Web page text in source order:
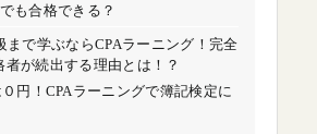
も合格できる？
まで学ぶならCPAラーニング！完全
者が続出する理由とは！？
円！CPAラーニングで簿記検定に